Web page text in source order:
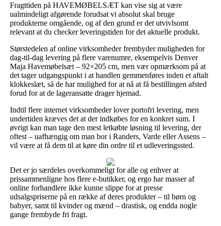
Fragttiden på HAVEMØBELSÆT kan vise sig at være
ualmindeligt afgørende forudsat vi absolut skal bruge
produkterne omgående, og af den grund er det utvivlsomt
relevant at du checker leveringstiden for det aktuelle produkt.
Størstedelen af online virksomheder frembyder muligheden for
dag-til-dag levering på flere varenumre, eksempelvis Denver
Maja Havemøbelsæt – 92×205 cm, men vær opmærksom på at
det tager udgangspunkt i at handlen gemmenføres inden et aftalt
klokkeslæt, så de har mulighed for at nå at få bestillingen afsted
forud for at de lageransatte drager hjemad.
Indtil flere internet virksomheder lover portofri levering, men
undertiden kræves det at der indkøbes for en konkret sum. I
øvrigt kan man tage den mest letkøbte løsning til levering, der
oftest – uafhængig om man bor i Randers, Varde eller Assens –
vil være at få dem til at køre din ordre til et udleveringssted.
Det er jo særdeles overkommeligt for alle og enhver at
prissammenligne hos flere e-butikker, og ergo har masser af
online forhandlere ikke kunne slippe for at presse
udsalgspriserne på en række af deres produkter – til børn og
babyer, samt til kvinder og mænd – drastisk, og endda nogle
gange frembyde fri fragt.